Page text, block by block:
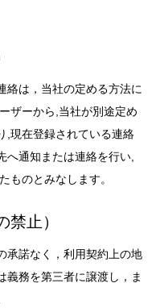
絡は，当社の定める方法に
ザーから,当社が別途定め
,現在登録されている連絡
へ通知または連絡を行い,
ものとみなします。
止）
承諾なく，利用契約上の地
義務を第三者に譲渡し，ま